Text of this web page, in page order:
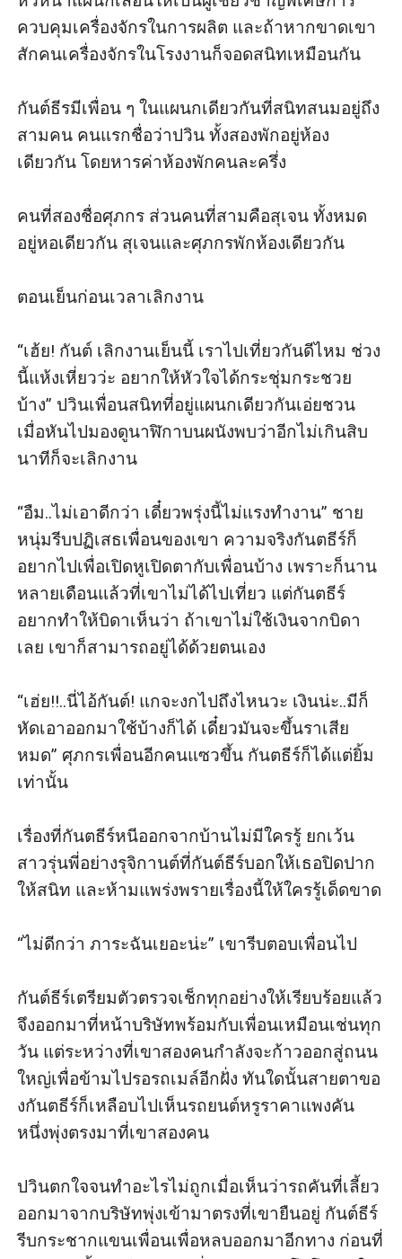
ควบคุมเครื่องจักรในการผลิต และถ้าหากขาดเขา
สักคนเครื่องจักรในโรงงานก็จอดสนิทเหมือนกัน
กันต์ธีรมีเพื่อน ๆ ในแผนกเดียวกันที่สนิทสนมอยู่ถึง
สามคน คนแรกชื่อว่าปวิน ทั้งสองพักอยู่ห้อง
เดียวกัน โดยหารค่าห้องพักคนละครึ่ง
คนที่สองชื่อศุภกร ส่วนคนที่สามคือสุเจน ทั้งหมด
อยู่หอเดียวกัน สุเจนและศุภกรพักห้องเดียวกัน
ตอนเย็นก่อนเวลาเลิกงาน
“เฮ้ย! กันต์ เลิกงานเย็นนี้ เราไปเที่ยวกันดีไหม ช่วง
นี้แห้งเหี่ยวว่ะ อยากให้หัวใจได้กระชุ่มกระชวย
บ้าง” ปวินเพื่อนสนิทที่อยู่แผนกเดียวกันเอ่ยชวน
เมื่อหันไปมองดูนาฬิกาบนผนังพบว่าอีกไม่เกินสิบ
นาทีก็จะเลิกงาน
“อืม..ไม่เอาดีกว่า เดี๋ยวพรุ่งนี้ไม่แรงทำงาน” ชาย
หนุ่มรีบปฏิเสธเพื่อนของเขา ความจริงกันตธีร์ก็
อยากไปเพื่อเปิดหูเปิดตากับเพื่อนบ้าง เพราะก็นาน
หลายเดือนแล้วที่เขาไม่ได้ไปเที่ยว แต่กันตธีร์
อยากทำให้บิดาเห็นว่า ถ้าเขาไม่ใช้เงินจากบิดา
เลย เขาก็สามารถอยู่ได้ด้วยตนเอง
“เฮ่ย!!..นี่ไอ้กันต์! แกจะงกไปถึงไหนวะ เงินน่ะ..มีก็
หัดเอาออกมาใช้บ้างก็ได้ เดี๋ยวมันจะขึ้นราเสีย
หมด” ศุภกรเพื่อนอีกคนแซวขึ้น กันตธีร์ก็ได้แต่ยิ้ม
เท่านั้น
เรื่องที่กันตธีร์หนีออกจากบ้านไม่มีใครรู้ ยกเว้น
สาวรุ่นพี่อย่างรุจิกานต์ที่กันต์ธีร์บอกให้เธอปิดปาก
ให้สนิท และห้ามแพร่งพรายเรื่องนี้ให้ใครรู้เด็ดขาด
“ไม่ดีกว่า ภาระฉันเยอะน่ะ” เขารีบตอบเพื่อนไป
กันต์ธีร์เตรียมตัวตรวจเช็กทุกอย่างให้เรียบร้อยแล้ว
จึงออกมาที่หน้าบริษัทพร้อมกับเพื่อนเหมือนเช่นทุก
วัน แต่ระหว่างที่เขาสองคนกำลังจะก้าวออกสู่ถนน
ใหญ่เพื่อข้ามไปรอรถเมล์อีกฝั่ง ทันใดนั้นสายตาขอ
งกันตธีร์ก็เหลือบไปเห็นรถยนต์หรูราคาแพงคัน
หนึ่งพุ่งตรงมาที่เขาสองคน
ปวินตกใจจนทำอะไรไม่ถูกเมื่อเห็นว่ารถคันที่เลี้ยว
ออกมาจากบริษัทพุ่งเข้ามาตรงที่เขายืนอยู่ กันต์ธีร์
รีบกระชากแขนเพื่อนเพื่อหลบออกมาอีกทาง ก่อนที่